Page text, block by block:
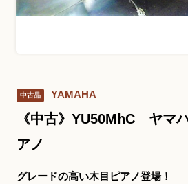
06-
大阪・本町のピアノ専門店
中古品 YAMAHA
《中古》YU50MhC ヤマ
アノ
グレードの高い木目ピアノ登場！